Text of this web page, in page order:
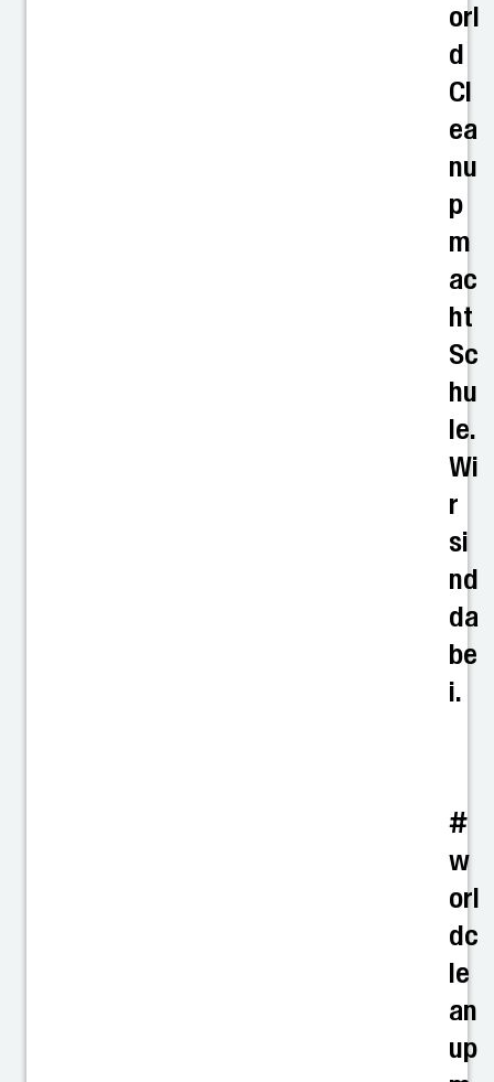
orl
d
Cl
ea
nu
p
m
ac
ht
Sc
hu
le.
Wi
r
si
nd
da
be
i.
#
w
orl
dc
le
an
up